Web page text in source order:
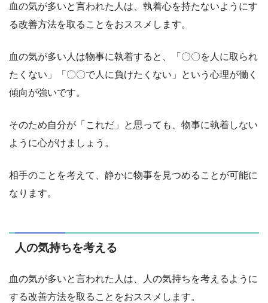
血の気が多いと言われた人は、執着心を持たないようにす
る改善方法を取ることをおススメします。
血の気が多い人は物事に執着すると、「〇〇を人に取られ
たくない」「〇〇で人に負けたくない」という心理が働く
傾向が強いです。
そのため自分が「これだ」と思っても、物事に執着しない
ように心がけましょう。
相手のことを考えて、静かに物事を見つめることが可能に
なります。
人の気持ちを考える
血の気が多いと言われた人は、人の気持ちを考えるように
する改善方法を取ることをおススメします。